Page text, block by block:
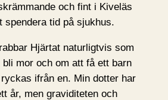
och fint i Kiveläs
spendera tid på sjukhus.
Hjärtat naturligtvis som
mor och om att få ett barn
ifrån en. Min dotter har
år, men graviditeten och